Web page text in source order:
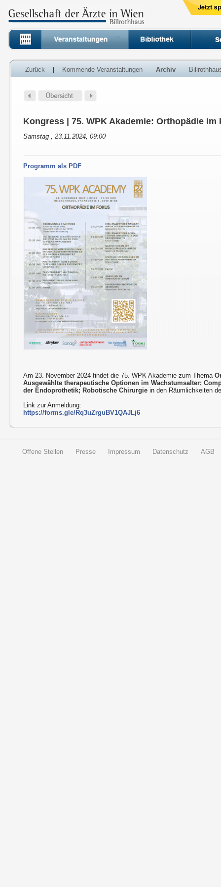
Zurück Kommende Veranstaltungen Archiv
Kongress | 75. WPK Akademie: Orthopädie im
Samstag , 23.11.2024, 09:00
Programm als PDF
Am 23. November 2024 findet die 75. WPK Akademie zum Thema
Ausgewählte therapeutische Optionen im Wachstumsalter;
der Endoprothetik; Robotische Chirurgie in den Räumlichkeiten
Link zur Anmeldung:
https://forms.gle/Rq3uZrguBV1QAJLj6
Offene Stellen Presse Impressum Datenschutz AGB